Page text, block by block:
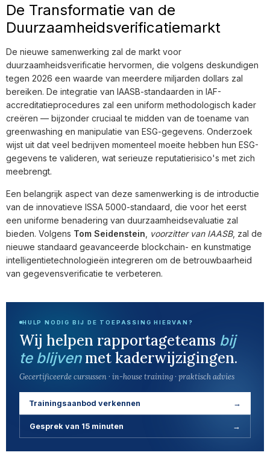
De Transformatie van de
Duurzaamheidsverificatiemarkt
De nieuwe samenwerking zal de markt voor
duurzaamheidsverificatie hervormen, die volgens deskundigen
tegen 2026 een waarde van meerdere miljarden dollars zal
bereiken. De integratie van IAASB-standaarden in IAF-
accreditatieprocedures zal een uniform methodologisch kader
creëren — bijzonder cruciaal te midden van de toename van
greenwashing en manipulatie van ESG-gegevens. Onderzoek
wijst uit dat veel bedrijven momenteel moeite hebben hun ESG-
gegevens te valideren, wat serieuze reputatierisico's met zich
meebrengt.
Een belangrijk aspect van deze samenwerking is de introductie
van de innovatieve ISSA 5000-standaard, die voor het eerst
een uniforme benadering van duurzaamheidsevaluatie zal
bieden. Volgens Tom Seidenstein voorzitter van IAASB, zal de
nieuwe standaard geavanceerde blockchain- en kunstmatige
intelligentietechnologieën integreren om de betrouwbaarheid
van gegevensverificatie te verbeteren.
HULP NODIG BIJ DE TOEPASSING HIERVAN?
Wij helpen rapportageteams bij
te blijvenmet kaderwijzigingen.
Gecertificeerde cursussen · in-house training · praktisch advies
Trainingsaanbod verkennen →
Gesprek van 15 minuten →